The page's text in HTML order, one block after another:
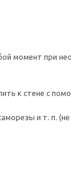
момент при
к стене с
и т. п. (не